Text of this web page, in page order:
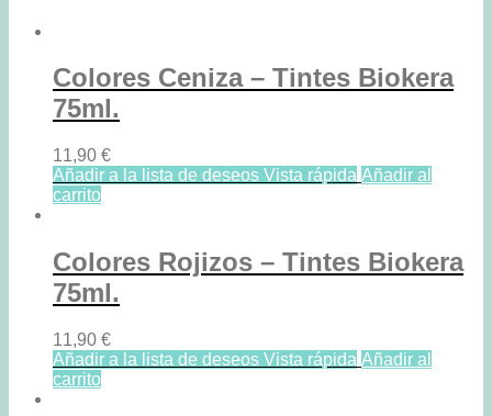
Colores Ceniza – Tintes Biokera
75ml.
11,90 €
Añadir a la lista de deseos Vista rápida Añadir al
carrito
Colores Rojizos – Tintes Biokera
75ml.
11,90 €
Añadir a la lista de deseos Vista rápida Añadir al
carrito